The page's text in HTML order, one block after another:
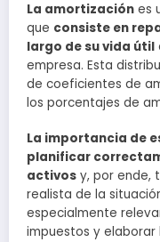
La amortización es
que consiste en
largo de su vida útil
empresa. Esta
de coeficientes de
los porcentajes de
La importancia de
planificar
activos y, por ende,
realista de la
especialmente
impuestos y elaborar